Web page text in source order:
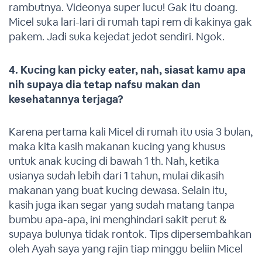
rambutnya. Videonya super lucu! Gak itu doang.
Micel suka lari-lari di rumah tapi rem di kakinya gak
pakem. Jadi suka kejedat jedot sendiri. Ngok.
4. Kucing kan picky eater, nah, siasat kamu apa
nih supaya dia tetap nafsu makan dan
kesehatannya terjaga?
Karena pertama kali Micel di rumah itu usia 3 bulan,
maka kita kasih makanan kucing yang khusus
untuk anak kucing di bawah 1 th. Nah, ketika
usianya sudah lebih dari 1 tahun, mulai dikasih
makanan yang buat kucing dewasa. Selain itu,
kasih juga ikan segar yang sudah matang tanpa
bumbu apa-apa, ini menghindari sakit perut &
supaya bulunya tidak rontok. Tips dipersembahkan
oleh Ayah saya yang rajin tiap minggu beliin Micel